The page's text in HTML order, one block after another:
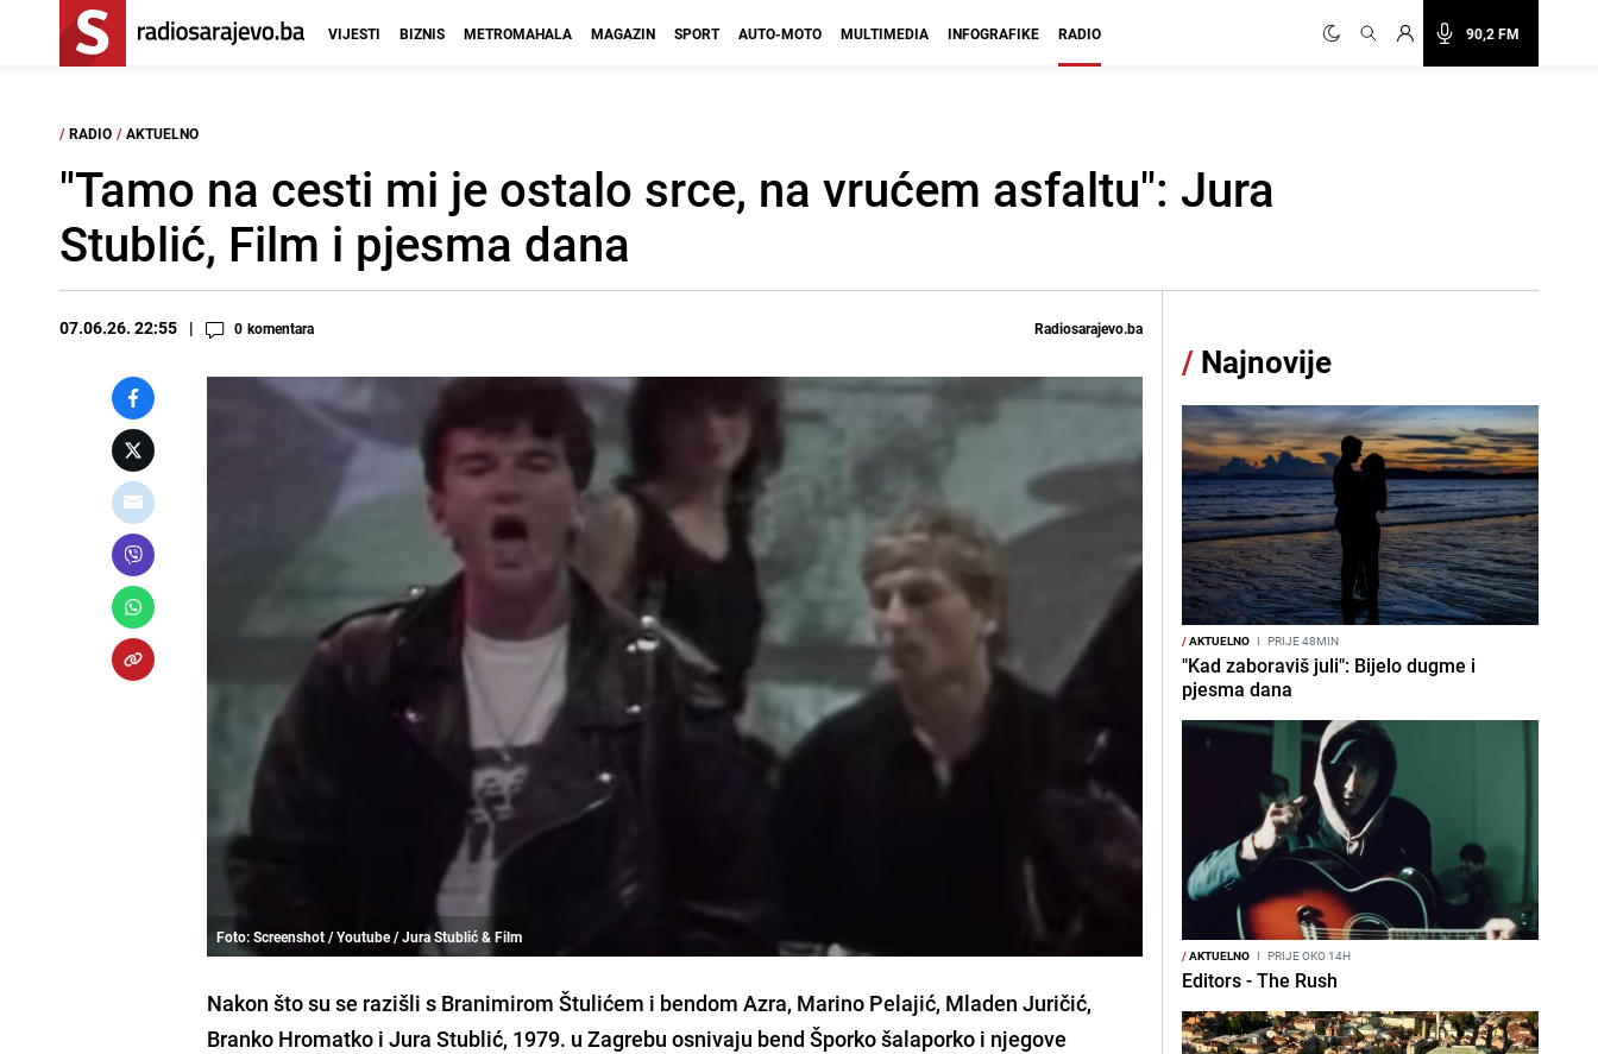
90,2 FM
VIJESTI BIZNIS METROMAHALA MAGAZIN SPORT AUTO-MOTO MULTIMEDIA INFOGRAFIKE RADIO
/ RADIO / AKTUELNO
"Tamo na cesti mi je ostalo srce, na vrućem asfaltu": Jura
Stublić, Film i pjesma dana
07.06.26. 22:55 0 komentara Radiosarajevo.ba
Foto: Screenshot / Youtube / Jura Stublić & Film
Nakon što su se razišli s Branimirom Štulićem i bendom Azra, Marino Pelajić, Mladen Juričić,
Branko Hromatko i Jura Stublić, 1979. u Zagrebu osnivaju bend Šporko šalaporko i njegove
/ Najnovije
/AKTUELNO I PRIJE 48MIN
"Kad zaboraviš juli": Bijelo dugme i
pjesma dana
/AKTUELNO I PRIJE OKO 14H
Editors - The Rush